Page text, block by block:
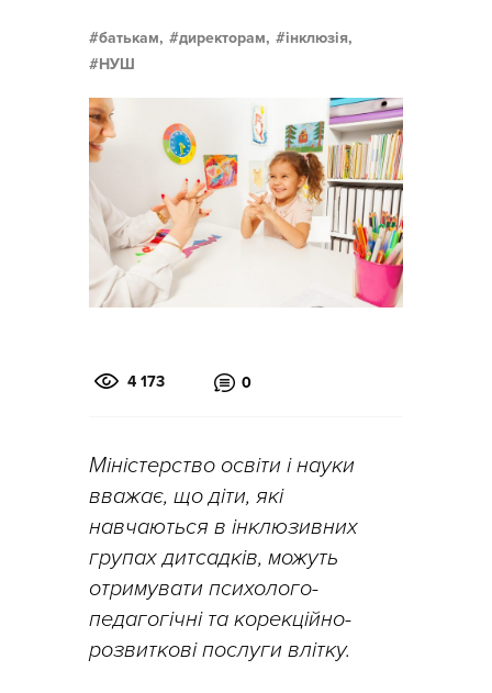
батькам, директорам,
інклюзія,
НУШ
4 173 0
Міністерство освіти і науки
вважає, що діти, які
навчаються в інклюзивних
групах дитсадків, можуть
отримувати психолого-
педагогічні та корекційно-
розвиткові послуги влітку.